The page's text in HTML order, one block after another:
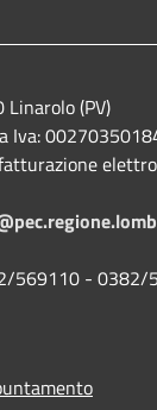
Linarolo (PV)
Iva:
569110 - 0382/